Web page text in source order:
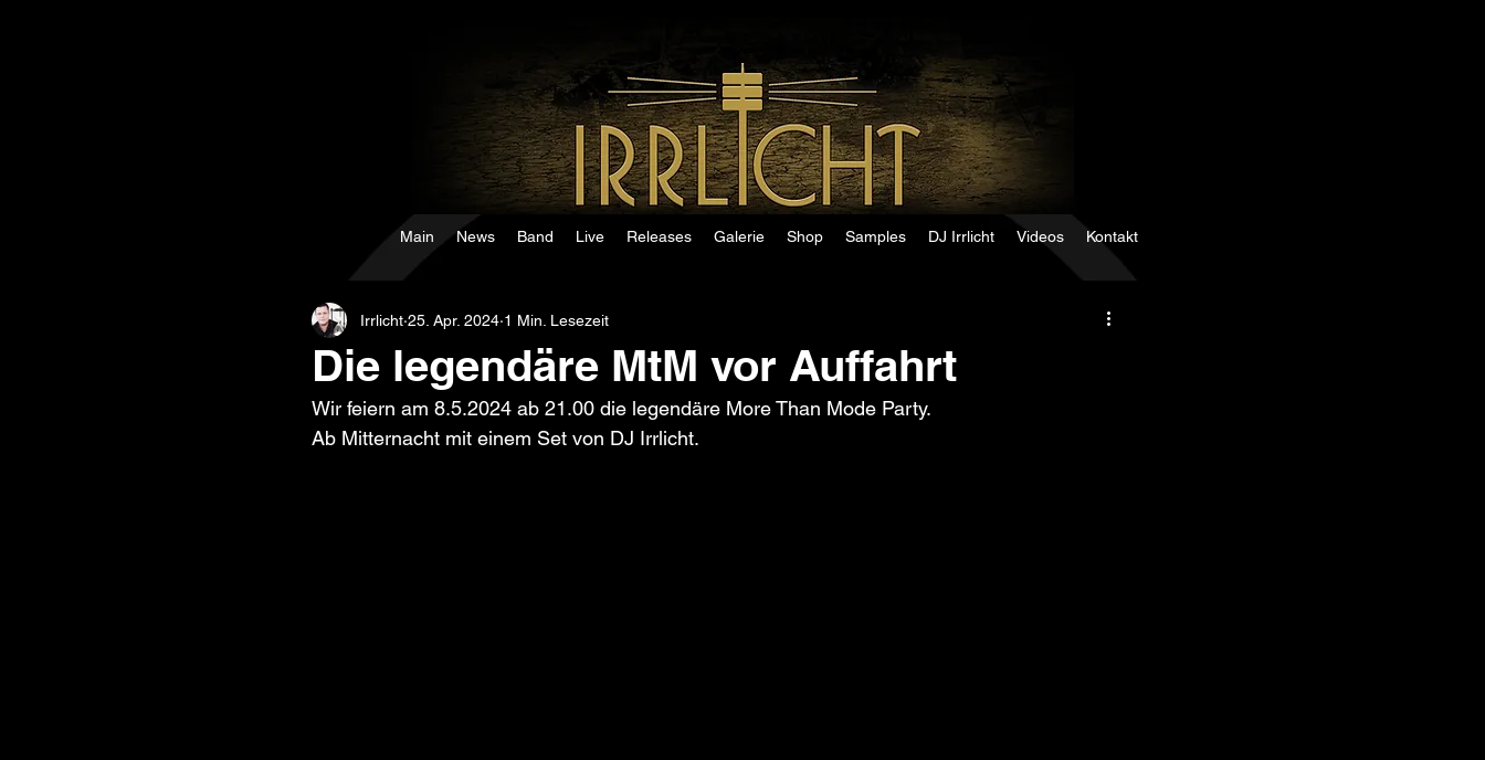
Main News Band Live Releases Galerie Shop Samples DJ Irrlicht Videos Kontakt
Die legendäre MtM vor Auffahrt
Irrlicht 25. Apr. 2024 1 Min. Lesezeit
Wir feiern am 8.5.2024 ab 21.00 die legendäre More Than Mode Party.
Ab Mitternacht mit einem Set von DJ Irrlicht.